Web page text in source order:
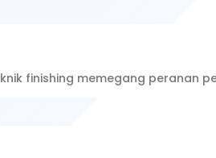
finishing memegang peranan